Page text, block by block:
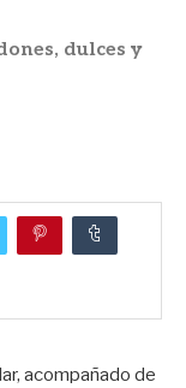
dulces y
acompañado de